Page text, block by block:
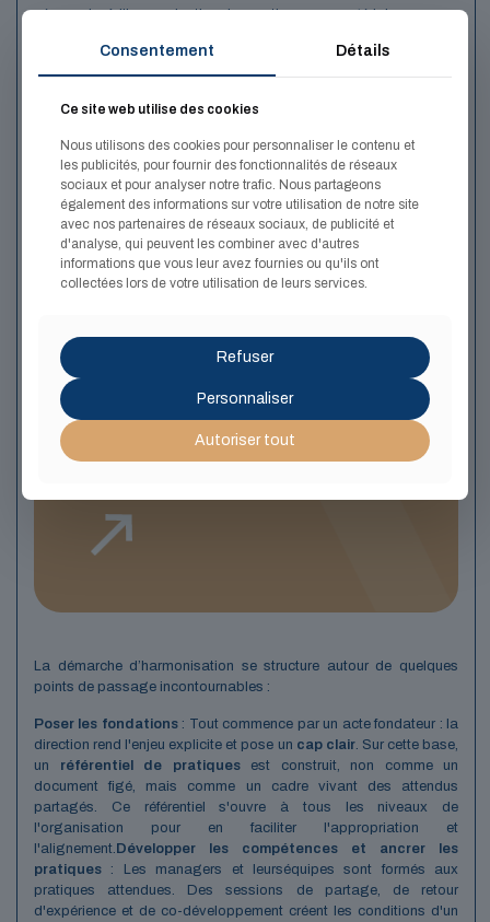
nécessaire à l’harmonisation des pratiques managériales.
Ces obstacles se renforcent mutuellement, et c'est précisément
pourquoi l'harmonisation ne se décrète pas : elle se construit,
La démarche d’harmonisation se structure autour de quelques
points de passage incontournables :
Poser les fondations: Tout commence par un acte fondateur : la
direction rend l'enjeu explicite et pose un cap clair. Sur cette base,
un
référentiel de pratiquesest construit, non comme un
document figé, mais comme un cadre vivant des attendus
partagés. Ce référentiel s'ouvre à tous les niveaux de
l'organisation pour en faciliter l'appropriation et
l'alignement. Développer les compétences et ancrer les
pratiques : Les managers et leurséquipes sont formés aux
pratiques attendues. Des sessions de partage, de retour
d'expérience et de co-développement créent les conditions d'un
Comment mettre en oeuvre
cette dynamique
d'harmonisation ?
Consentement Détails
Ce site web utilise des cookies
Nous utilisons des cookies pour personnaliser le contenu et
les publicités, pour fournir des fonctionnalités de réseaux
sociaux et pour analyser notre trafic. Nous partageons
également des informations sur votre utilisation de notre site
avec nos partenaires de réseaux sociaux, de publicité et
d'analyse, qui peuvent les combiner avec d'autres
informations que vous leur avez fournies ou qu'ils ont
collectées lors de votre utilisation de leurs services.
Refuser
Personnaliser
Autoriser tout